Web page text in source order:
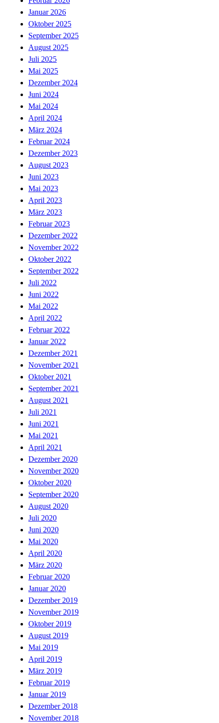
Januar 2026
Oktober 2025
September 2025
August 2025
Juli 2025
Mai 2025
Dezember 2024
Juni 2024
Mai 2024
April 2024
März 2024
Februar 2024
Dezember 2023
August 2023
Juni 2023
Mai 2023
April 2023
März 2023
Februar 2023
Dezember 2022
November 2022
Oktober 2022
September 2022
Juli 2022
Juni 2022
Mai 2022
April 2022
Februar 2022
Januar 2022
Dezember 2021
November 2021
Oktober 2021
September 2021
August 2021
Juli 2021
Juni 2021
Mai 2021
April 2021
Dezember 2020
November 2020
Oktober 2020
September 2020
August 2020
Juli 2020
Juni 2020
Mai 2020
April 2020
März 2020
Februar 2020
Januar 2020
Dezember 2019
November 2019
Oktober 2019
August 2019
Mai 2019
April 2019
März 2019
Februar 2019
Januar 2019
Dezember 2018
November 2018